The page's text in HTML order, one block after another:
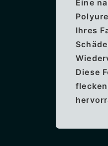
Eine
Ihres
Diese